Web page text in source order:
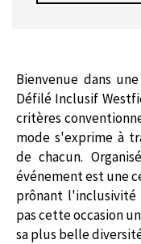
Bienvenue dans
Défilé Inclusif
critères
mode s'exprime à
de chacun.
événement est une
prônant l'inclusivité
pas cette occasion
sa plus belle